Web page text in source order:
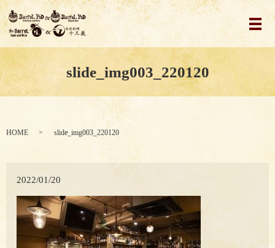
メ
slide_img003_220120
HOME slide_img003_220120
2022/01/20